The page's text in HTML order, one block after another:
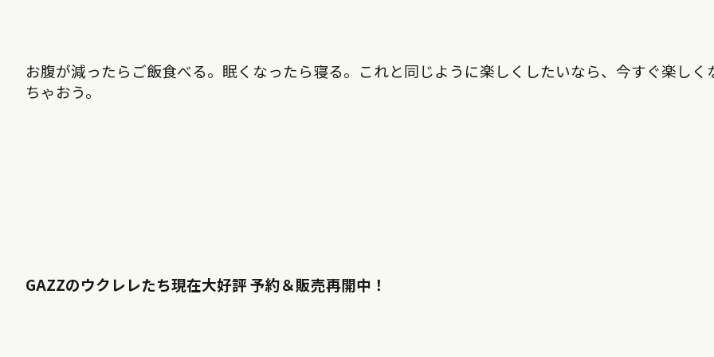
お腹が減ったらご飯食べる。眠くなったら寝る。これと同じように楽しくしたいなら、今すぐ楽しく
ちゃおう。
GAZZのウクレレたち現在大好評 予約＆販売再開中！